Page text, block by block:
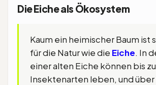
Die Eiche als Ökosystem
Kaum ein heimischer Baum ist
für die Natur wie die Eiche. In
einer alten Eiche können bis
Insektenarten leben, und über